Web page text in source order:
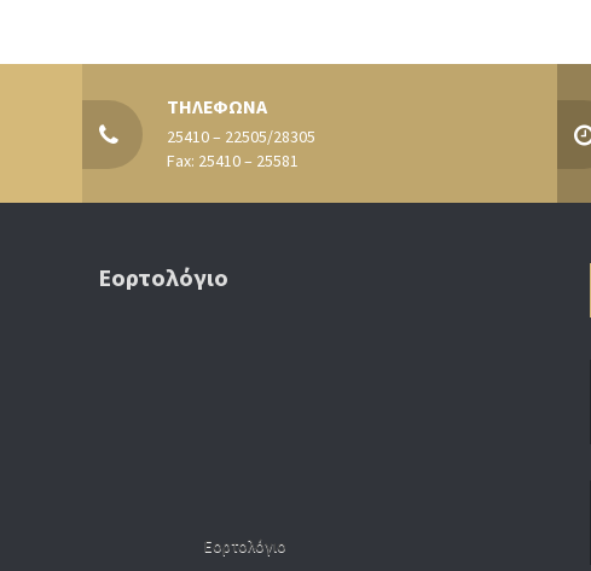
ΤΗΛΕΦΩΝΑ
25410 – 22505/28305
Fax: 25410 – 25581
Εορτολόγιο
Εορτολόγιο